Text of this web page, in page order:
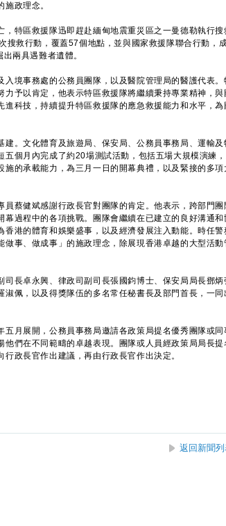
政理念。
特區救援隊迅即趕赴緬甸地震重災區之一曼德勒執行搜
搜救行動，覆蓋57個地點，並與國家救援隊聯合行動，
兩具遇難者遺體。
境事務處的公務員團隊，以及醫院管理局的醫護代表。
予以肯定，他表示特區救援隊將繼續秉持專業精神，與
進科技，持續提升特區救援隊的應急救援能力和水平，
。文化體育及旅遊局、保安局、公務員事務局、運輸及
五個月內完成了約20場測試活動，包括五場大規模演練
施的承載能力，為三月一日的開幕典禮，以及緊接的多
蔡健斌感謝行政長官對團隊的肯定。他表示，跨部門團
幕過程中的各項挑戰。團隊會繼續在已建立的良好溝通
香港的體育和娛樂盛事，以及經濟發展注入動能。時任
做事、做成事」的施政理念，除展現香港卓越的大型活
長卓永興、律政司副司長張國鈞博士、保安局局長鄧炳
佩，以及得獎隊伍的多名常任秘書長及部門首長，一同
月展開，公務員事務局邀請各政策局提名優秀團隊或同
他們在不同範疇的卓越表現。團隊或人員經政策局局長
政長官作出建議，再由行政長官作出決定。
返回新聞列